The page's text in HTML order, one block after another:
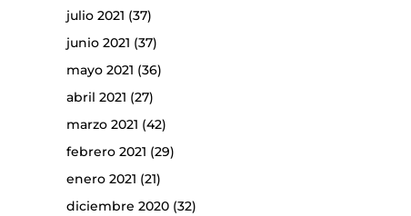
julio 2021 (37)
junio 2021 (37)
mayo 2021 (36)
abril 2021 (27)
marzo 2021 (42)
febrero 2021 (29)
enero 2021 (21)
diciembre 2020(32)